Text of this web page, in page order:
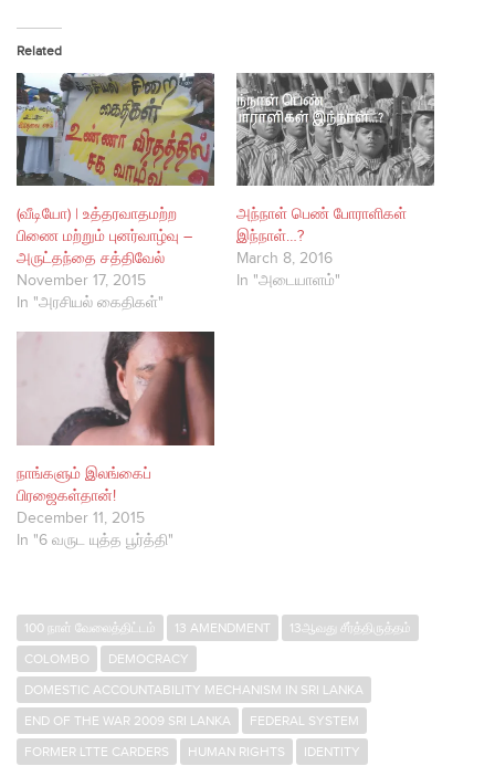
Related
(வீடியோ) | உத்தரவாதமற்ற
பிணை மற்றும் புனர்வாழ்வு –
அருட்தந்தை சத்திவேல்
November 17, 2015
In "அரசியல் கைதிகள்"
அந்நாள் பெண் போராளிகள்
இந்நாள்…?
March 8, 2016
In "அடையாளம்"
நாங்களும் இலங்கைப்
பிரஜைகள்தான்!
December 11, 2015
In "6 வருட யுத்த பூர்த்தி"
100 நாள் வேலைத்திட்டம் 13 AMENDMENT
13ஆவது சீர்த்திருத்தம்
COLOMBO
DEMOCRACY
DOMESTIC ACCOUNTABILITY MECHANISM IN SRI LANKA
END OF THE WAR 2009 SRI LANKA
FEDERAL SYSTEM
FORMER LTTE CARDERS
HUMAN RIGHTS
IDENTITY